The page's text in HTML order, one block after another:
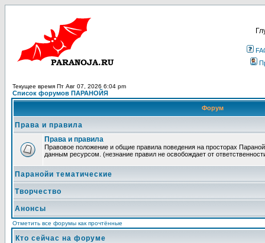
Текущее время Пт Авг 07, 2026 6:04 pm
Список форумов ПАРАНОЙЯ
Форум
Права и правила
Права и правила
Правовое положение и общие правила поведения на просторах
данным ресурсом. (незнание правил не освобождает от
Паранойи тематические
Творчество
Анонсы
Отметить все форумы как прочтённые
Кто сейчас на форуме